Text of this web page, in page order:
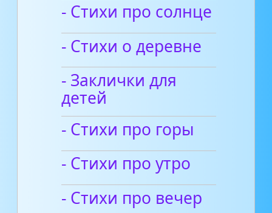
- Стихи про солнце
- Стихи о деревне
- Заклички для
детей
- Стихи про горы
- Стихи про утро
- Стихи про вечер